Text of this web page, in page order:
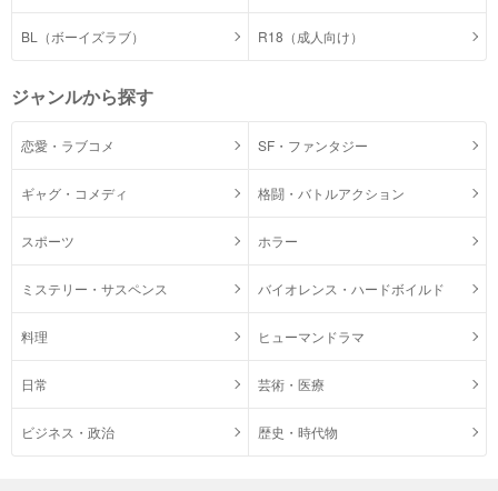
BL（ボーイズラブ） R18（成人向け）
ジャンルから探す
恋愛・ラブコメ SF・ファンタジー
ギャグ・コメディ 格闘・バトルアクション
スポーツ ホラー
ミステリー・サスペンス バイオレンス・ハードボイルド
料理 ヒューマンドラマ
日常 芸術・医療
ビジネス・政治 歴史・時代物